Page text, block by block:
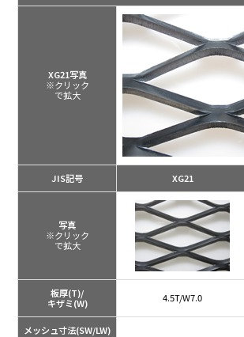
XG21写真
※クリック
で拡大
JIS記号 XG21
写真
※クリック
で拡大
板厚(T)/
キザミ(W)
4.5T/W7.0
メッシュ寸法(SW/LW)